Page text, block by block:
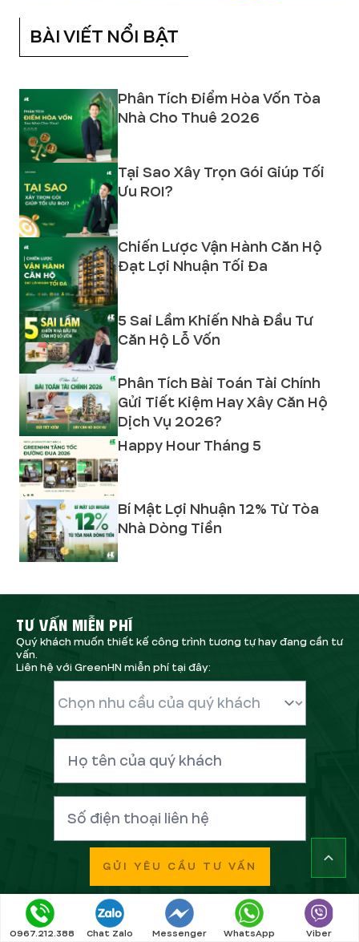
BÀI VIẾT NỔI BẬT
Phân Tích Điểm Hòa Vốn Tòa
Nhà Cho Thuê 2026
Tại Sao Xây Trọn Gói Giúp Tối
Ưu ROI?
Chiến Lược Vận Hành Căn Hộ
Đạt Lợi Nhuận Tối Đa
5 Sai Lầm Khiến Nhà Đầu Tư
Căn Hộ Lỗ Vốn
Phân Tích Bài Toán Tài Chính
Gửi Tiết Kiệm Hay Xây Căn Hộ
Dịch Vụ 2026?
Happy Hour Tháng 5
Bí Mật Lợi Nhuận 12% Từ Tòa
Nhà Dòng Tiền
TƯ VẤN MIỄN PHÍ
Quý khách muốn thiết kế công trình tương tự hay đang cần tư
vấn.
Liên hệ với GreenHN miễn phí tại đây:
GỬI YÊU CẦU TƯ VẤN
0967.212.388 Chat Zalo Messenger WhatsApp Viber